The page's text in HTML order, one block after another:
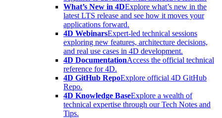
What’s New in 4DExplore what’s new in the
latest LTS release and see how it moves your
applications forward.
4D WebinarsExpert-led technical sessions
exploring new features, architecture decisions,
and real use cases in 4D development.
4D DocumentationAccess the official technical
reference for 4D.
4D GitHub RepoExplore official 4D GitHub
Repo.
4D Knowledge BaseExplore a wealth of
technical expertise through our Tech Notes and
Tips.